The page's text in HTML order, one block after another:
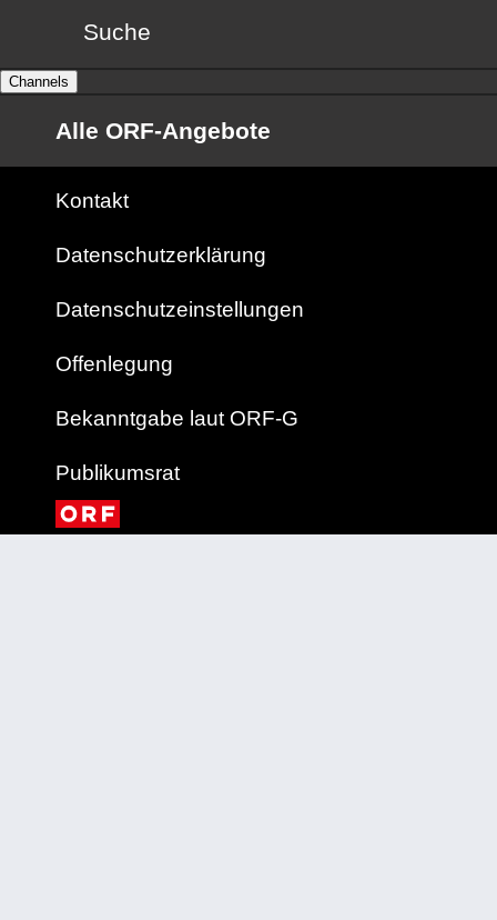
Suche
Channels
Alle ORF-Angebote
Kontakt
Datenschutzerklärung
Datenschutzeinstellungen
Offenlegung
Bekanntgabe laut ORF-G
Publikumsrat